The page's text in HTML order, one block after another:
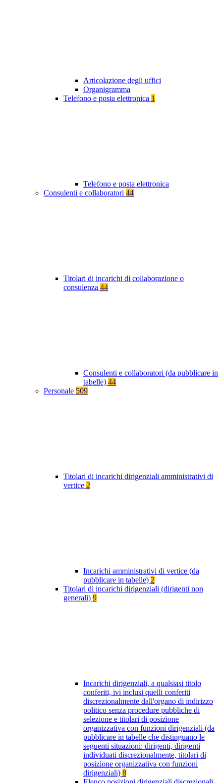
Articolazione degli uffici
Organigramma
Telefono e posta elettronica 1
Telefono e posta elettronica
Consulenti e collaboratori 44
Titolari di incarichi di collaborazione o
consulenza 44
Consulenti e collaboratori (da pubblicare in
tabelle) 44
Personale 509
Titolari di incarichi dirigenziali amministrativi di
vertice 2
Incarichi amministrativi di vertice (da
pubblicare in tabelle) 2
Titolari di incarichi dirigenziali (dirigenti non
generali) 9
Incarichi dirigenziali, a qualsiasi titolo
conferiti, ivi inclusi quelli conferiti
discrezionalmente dall'organo di indirizzo
politico senza procedure pubbliche di
selezione e titolari di posizione
organizzativa con funzioni dirigenziali (da
pubblicare in tabelle che distinguano le
seguenti situazioni: dirigenti, dirigenti
individuati discrezionalmente, titolari di
posizione organizzativa con funzioni
dirigenziali) 8